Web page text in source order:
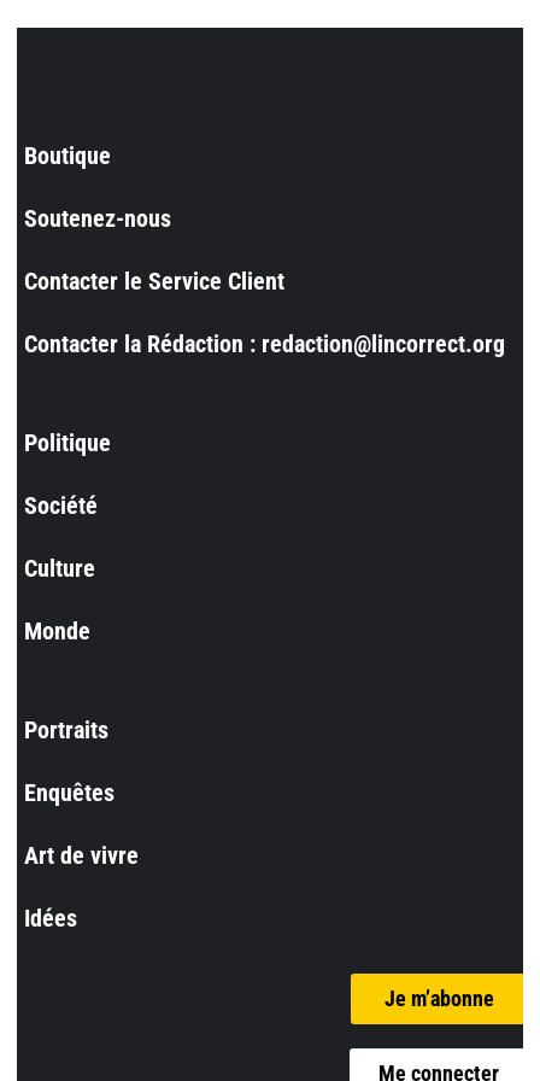
Boutique
Soutenez-nous
Contacter le Service Client
Contacter la Rédaction : redaction@lincorrect.org
Politique
Société
Culture
Monde
Portraits
Enquêtes
Art de vivre
Idées
Je m’abonne
Me connecter